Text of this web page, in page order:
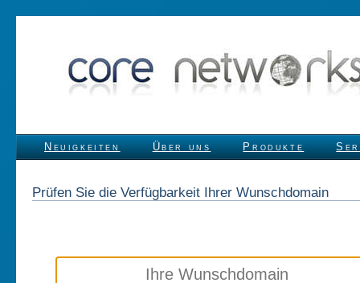
Neuigkeiten Über uns Produkte
Prüfen Sie die Verfügbarkeit Ihrer Wunschdomain